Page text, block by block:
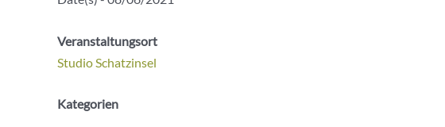
Veranstaltungsort
Studio Schatzinsel
Kategorien